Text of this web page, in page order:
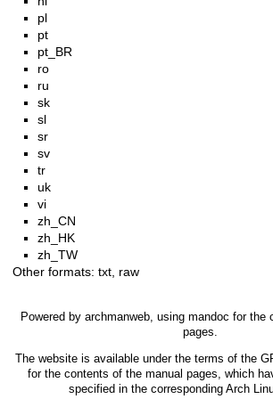
pl
pt
pt_BR
ro
ru
sk
sl
sr
sv
tr
uk
vi
zh_CN
zh_HK
zh_TW
Other formats: txt raw
Powered by archmanweb, using mandoc for the
pages.
The website is available under the terms of the
for the contents of the manual pages, which
specified in the corresponding Arch